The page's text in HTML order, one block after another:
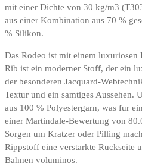
mit einer Dichte von 30 kg/m3
aus einer Kombination aus 70 %
% Silikon.
Das Rodeo ist mit einem
Rib ist ein moderner Stoff, der ein
der besonderen Jacquard-
Textur und ein samtiges Aussehen.
aus 100 % Polyestergarn, was fur
einer Martindale-Bewertung von
Sorgen um Kratzer oder Pilling
Rippstoff eine verstarkte Ruckseite
Bahnen voluminos.